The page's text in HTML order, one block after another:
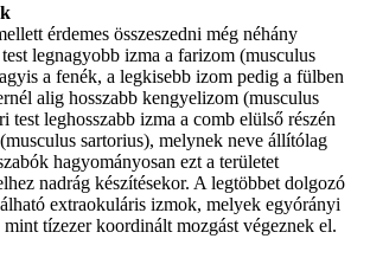
érdemes összeszedni még néhány
legnagyobb izma a farizom (musculus
a fenék, a legkisebb izom pedig a fülben
alig hosszabb kengyelizom (musculus
test leghosszabb izma a comb elülső részén
sartorius), melynek neve állítólag
hagyományosan ezt a területet
nadrág készítésekor. A legtöbbet dolgozó
extraokuláris izmok, melyek egyórányi
tízezer koordinált mozgást végeznek el.